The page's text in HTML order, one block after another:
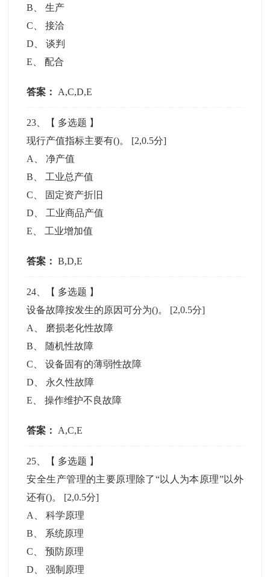
B 、生产
C 、接洽
D 、谈判
E
配合
答案： A,C,D,E
23 、【 多选题 】
现行产值指标主要有()。 [2,0.5分]
A
、净产值
B
工业总产值
C
固定资产折旧
D
工业商品产值
E
工业增加值
答案： B,D,E
24 、【 多选题 】
设备故障按发生的原因可分为()。 [2,0.5分]
A
磨损老化性故障
B
随机性故障
C 、设备固有的薄弱性故障
D
永久性故障
E 、操作维护不良故障
答案： A,C,E
25 、【 多选题 】
安全生产管理的主要原理除了“以人为本原理”以外
还有()。 [2,0.5分]
A
、科学原理
B
系统原理
C 、预防原理
D 、强制原理